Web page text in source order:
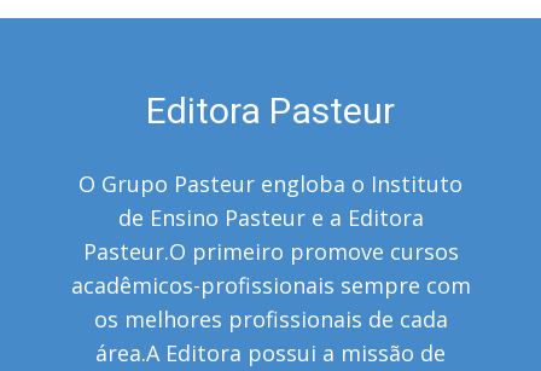
Editora Pasteur
O Grupo Pasteur engloba o Instituto
de Ensino Pasteur e a Editora
Pasteur.O primeiro promove cursos
acadêmicos-profissionais sempre com
os melhores profissionais de cada
área.A Editora possui a missão de